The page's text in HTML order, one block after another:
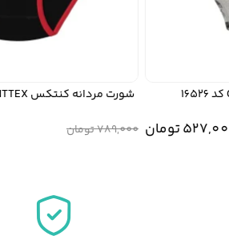
تومان
شورت مردانه کنتکس CANTTEX کد 0233
789,000تومان